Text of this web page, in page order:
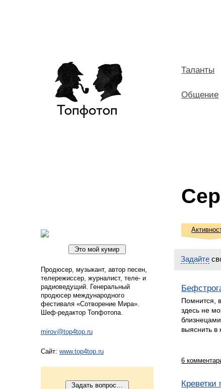
Таланты
Общение
Продюсер, музыкант, автор песен,
телережиссер, журналист, теле- и
радиоведущий. Генеральный
продюсер международного
фестиваля «Сотворение Мира».
Шеф-редактор Топфотопа.
mirov@top4top.ru
Сайт: www.top4top.ru
Задайте
Помнится,
здесь не
выяснить в
6